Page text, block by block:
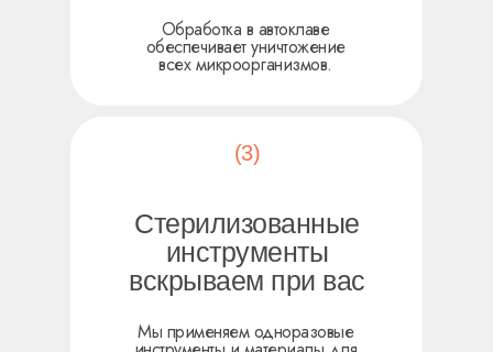
Обработка в автоклаве
обеспечивает уничтожение
всех микроорганизмов.
Стерилизованные
инструменты
вскрываем при вас
Мы применяем одноразовые
(3)
г. Москва, ул. Азовская, 15
TELEGRAM
О клинике